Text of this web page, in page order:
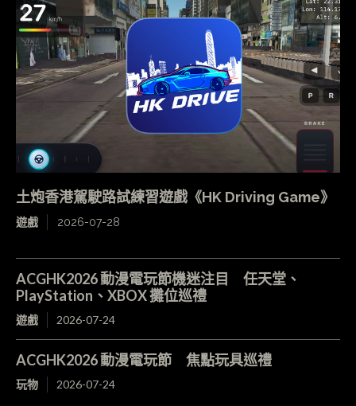
土炮香港駕駛路試練習遊戲《HK Driving Game》
遊戲 2026-07-28
ACGHK2026 動漫電玩節機迷注目 任天堂、
PlayStation、XBOX 攤位巡禮
遊戲 2026-07-24
ACGHK2026 動漫電玩節 焦點玩具巡禮
玩物 2026-07-24